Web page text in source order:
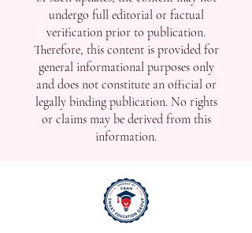
undergo full editorial or factual
verification prior to publication.
Therefore, this content is provided for
general informational purposes only
and does not constitute an official or
legally binding publication. No rights
or claims may be derived from this
information.